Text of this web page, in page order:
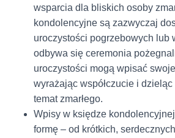
wsparcia dla bliskich osoby
kondolencyjne są zazwyczaj
uroczystości pogrzebowych lub
odbywa się ceremonia
uroczystości mogą wpisać
wyrażając współczucie i
temat zmarłego.
Wpisy w księdze
formę – od krótkich,